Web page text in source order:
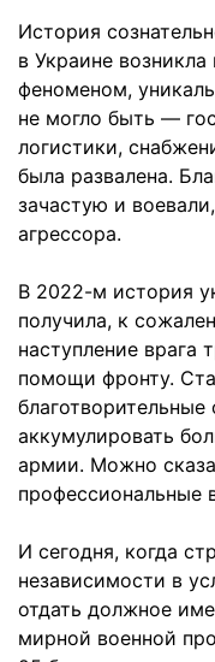
История
в Украине
феноменом,
не могло быть —
логистики,
была развалена.
зачастую и
агрессора.
В 2022-м история
получила, к
наступление врага
помощи фронту.
аккумулировать
армии. Можно
профессиональные
И сегодня, когда
независимости в
отдать должное
мирной военной